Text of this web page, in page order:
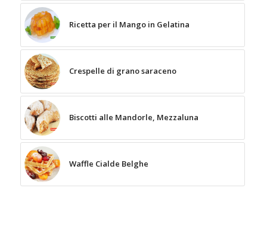
Ricetta per il Mango in Gelatina
Crespelle di grano saraceno
Biscotti alle Mandorle, Mezzaluna
Waffle Cialde Belghe